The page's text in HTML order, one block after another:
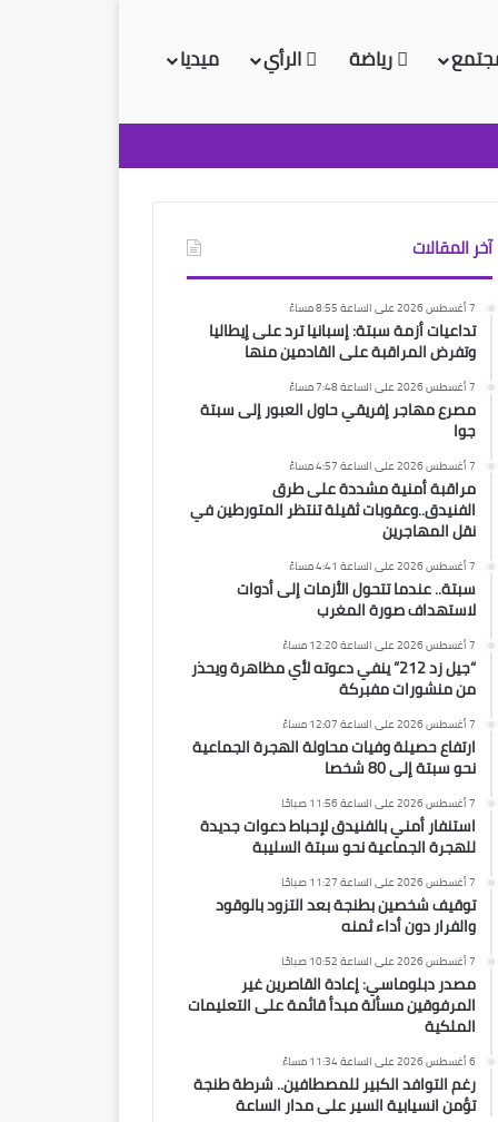
رياضة الرأي ميديا
آخر المقالات
7 أغسطس 2026 على الساعة 8:55 مساءً
تداعيات أزمة سبتة: إسبانيا ترد على إيطاليا
وتفرض المراقبة على القادمين منها
7 أغسطس 2026 على الساعة 7:48 مساءً
مصرع مهاجر إفريقي حاول العبور إلى سبتة
جوا
7 أغسطس 2026 على الساعة 4:57 مساءً
مراقبة أمنية مشددة على طرق
الفنيدق..وعقوبات ثقيلة تنتظر المتورطين في
نقل المهاجرين
7 أغسطس 2026 على الساعة 4:41 مساءً
سبتة.. عندما تتحول الأزمات إلى أدوات
لاستهداف صورة المغرب
7 أغسطس 2026 على الساعة 12:20 مساءً
“جيل زد 212” ينفي دعوته لأي مظاهرة ويحذر
من منشورات مفبركة
7 أغسطس 2026 على الساعة 12:07 مساءً
ارتفاع حصيلة وفيات محاولة الهجرة الجماعية
نحو سبتة إلى 80 شخصا
7 أغسطس 2026 على الساعة 11:56 صباحًا
استنفار أمني بالفنيدق لإحباط دعوات جديدة
للهجرة الجماعية نحو سبتة السليبة
7 أغسطس 2026 على الساعة 11:27 صباحًا
توقيف شخصين بطنجة بعد التزود بالوقود
والفرار دون أداء ثمنه
7 أغسطس 2026 على الساعة 10:52 صباحًا
مصدر دبلوماسي: إعادة القاصرين غير
المرفوقين مسألة مبدأ قائمة على التعليمات
الملكية
6 أغسطس 2026 على الساعة 11:34 مساءً
رغم التوافد الكبير للمصطافين.. شرطة طنجة
تؤمن انسيابية السير على مدار الساعة